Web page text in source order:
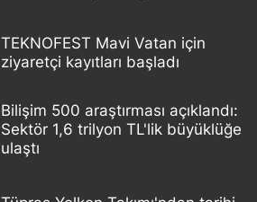
TEKNOFEST Mavi Vatan için
ziyaretçi kayıtları başladı
Bilişim 500 araştırması açıklandı:
Sektör 1,6 trilyon TL'lik büyüklüğe
ulaştı